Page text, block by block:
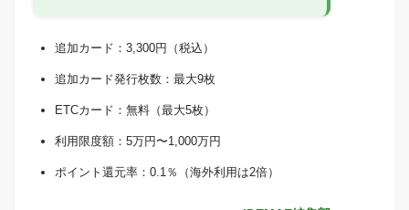
追加カード：3,300円（税込）
追加カード発行枚数：最大9枚
ETCカード：無料（最大5枚）
利用限度額：5万円〜1,000万円
ポイント還元率：0.1％（海外利用は2倍）